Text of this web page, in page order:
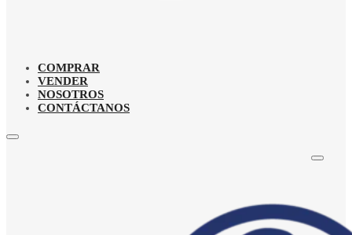
COMPRAR
VENDER
NOSOTROS
CONTÁCTANOS